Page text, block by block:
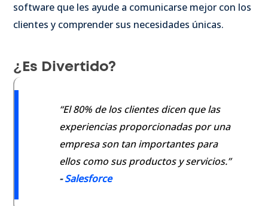
software que les ayude a comunicarse mejor con los
clientes y comprender sus necesidades únicas.
¿Es Divertido?
“El 80% de los clientes dicen que las
experiencias proporcionadas por una
empresa son tan importantes para
ellos como sus productos y servicios.”
-Salesforce